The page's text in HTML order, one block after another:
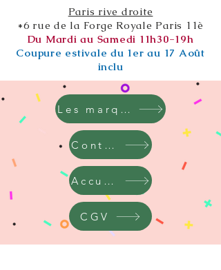
Paris rive droite
*6 rue de la Forge Royale Paris 11è
Du Mardi au Samedi 11h30-19h
Coupure estivale du 1er au 17 Août
inclu
Les marques
Contact
Accueil
CGV